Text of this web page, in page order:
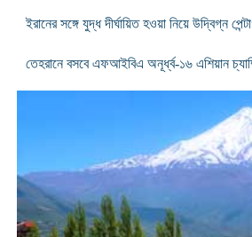
ইরানের সঙ্গে যুদ্ধ দীর্ঘায়িত হওয়া নিয়ে উদ্বিগ্ন
তেহরানে বসবে এফআইবিএ অনূর্ধ্ব-১৬ এশিয়ান